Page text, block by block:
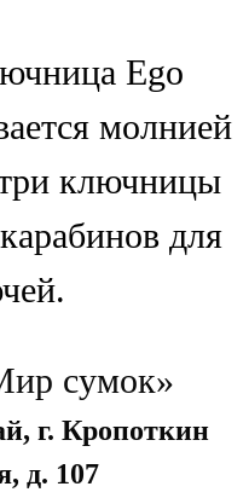
Ego
молнией
ключницы
для
сумок»
г. Кропоткин
д. 107